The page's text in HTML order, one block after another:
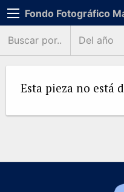
Fondo Fotográfico
Esta pieza no está